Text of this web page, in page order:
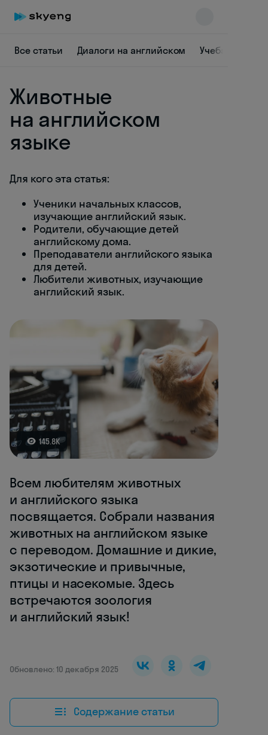
Все статьи Диалоги на английском Учеба
Животные
на английском
языке
Для кого эта статья:
Ученики начальных классов,
изучающие английский язык.
Родители, обучающие детей
английскому дома.
Преподаватели английского языка
для детей.
Любители животных, изучающие
английский язык.
145.8K
Всем любителям животных
и английского языка
посвящается. Собрали названия
животных на английском языке
с переводом. Домашние и дикие,
экзотические и привычные,
птицы и насекомые. Здесь
встречаются зоология
и английский язык!
Обновлено: 10 декабря 2025
Содержание статьи